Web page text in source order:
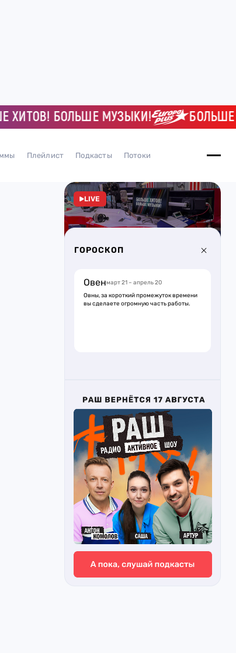
БОЛЬШЕ МУЗЫКИ! БОЛЬШЕ
Плейлист Подкасты Потоки
LIVE
ГОРОСКОП
Овенмарт 21 – апрель 20
Овны, за короткий промежуток времени
вы сделаете огромную часть работы.